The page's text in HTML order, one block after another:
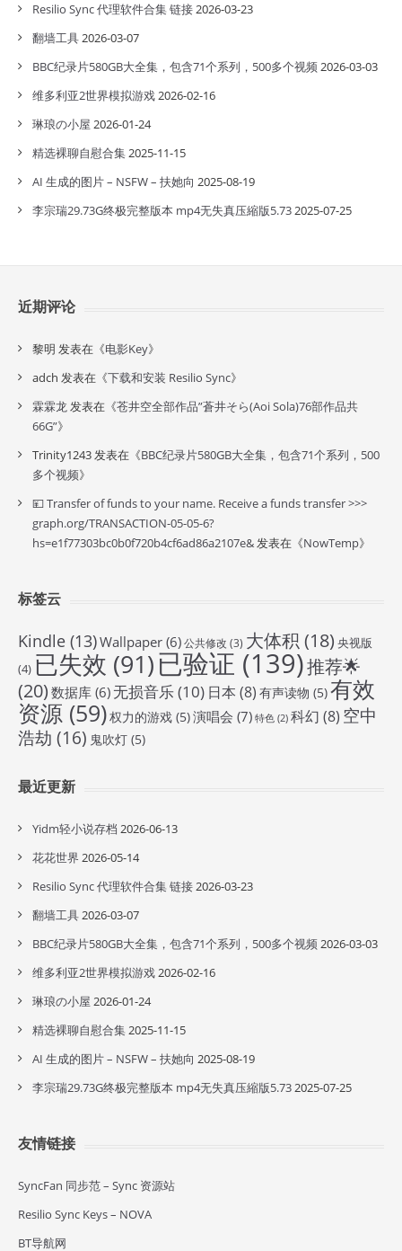
Resilio Sync 代理软件合集 链接2026-03-23
翻墙工具2026-03-07
BBC纪录片580GB大全集，包含71个系列，500多个视频2026-03-03
维多利亚2世界模拟游戏2026-02-16
琳琅の小屋 2026-01-24
精选裸聊自慰合集2025-11-15
AI 生成的图片 – NSFW – 扶她向 2025-08-19
李宗瑞29.73G终极完整版本 mp4无失真压縮版5.732025-07-25
近期评论
黎明 发表在《电影Key》
adch 发表在《下载和安装 Resilio Sync》
霖霖龙发表在《苍井空全部作品”蒼井そら(Aoi Sola)76部作品共
66G”》
Trinity1243发表在《BBC纪录片580GB大全集，包含71个系列，500
多个视频》
💴 Transfer of funds to your name. Receive a funds transfer >>>
graph.org/TRANSACTION-05-05-6?
hs=e1f77303bc0b0f720b4cf6ad86a2107e&发表在《NowTemp》
标签云
Kindle (13)Wallpaper (6)公共修改 (3) 大体积 (18) 央视版
(4) 已失效 (91)已验证 (139)推荐🌟
(20) 数据库 (6) 无损音乐(10) 日本 (8) 有声读物 (5)有效
资源 (59)权力的游戏 (5)演唱会 (7) 特色 (2) 科幻 (8) 空中
浩劫 (16) 鬼吹灯 (5)
最近更新
Yidm轻小说存档 2026-06-13
花花世界 2026-05-14
Resilio Sync 代理软件合集 链接2026-03-23
翻墙工具2026-03-07
BBC纪录片580GB大全集，包含71个系列，500多个视频2026-03-03
维多利亚2世界模拟游戏2026-02-16
琳琅の小屋 2026-01-24
精选裸聊自慰合集2025-11-15
AI 生成的图片 – NSFW – 扶她向 2025-08-19
李宗瑞29.73G终极完整版本 mp4无失真压縮版5.732025-07-25
友情链接
SyncFan 同步范 – Sync 资源站
Resilio Sync Keys – NOVA
BT导航网